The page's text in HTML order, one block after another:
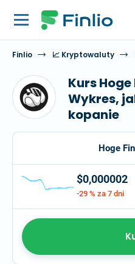
Finlio 📈 Kryptowaluty
Kurs Hoge
Wykres,
kopanie
Hoge
$0,000002
-29 % za 7 dni